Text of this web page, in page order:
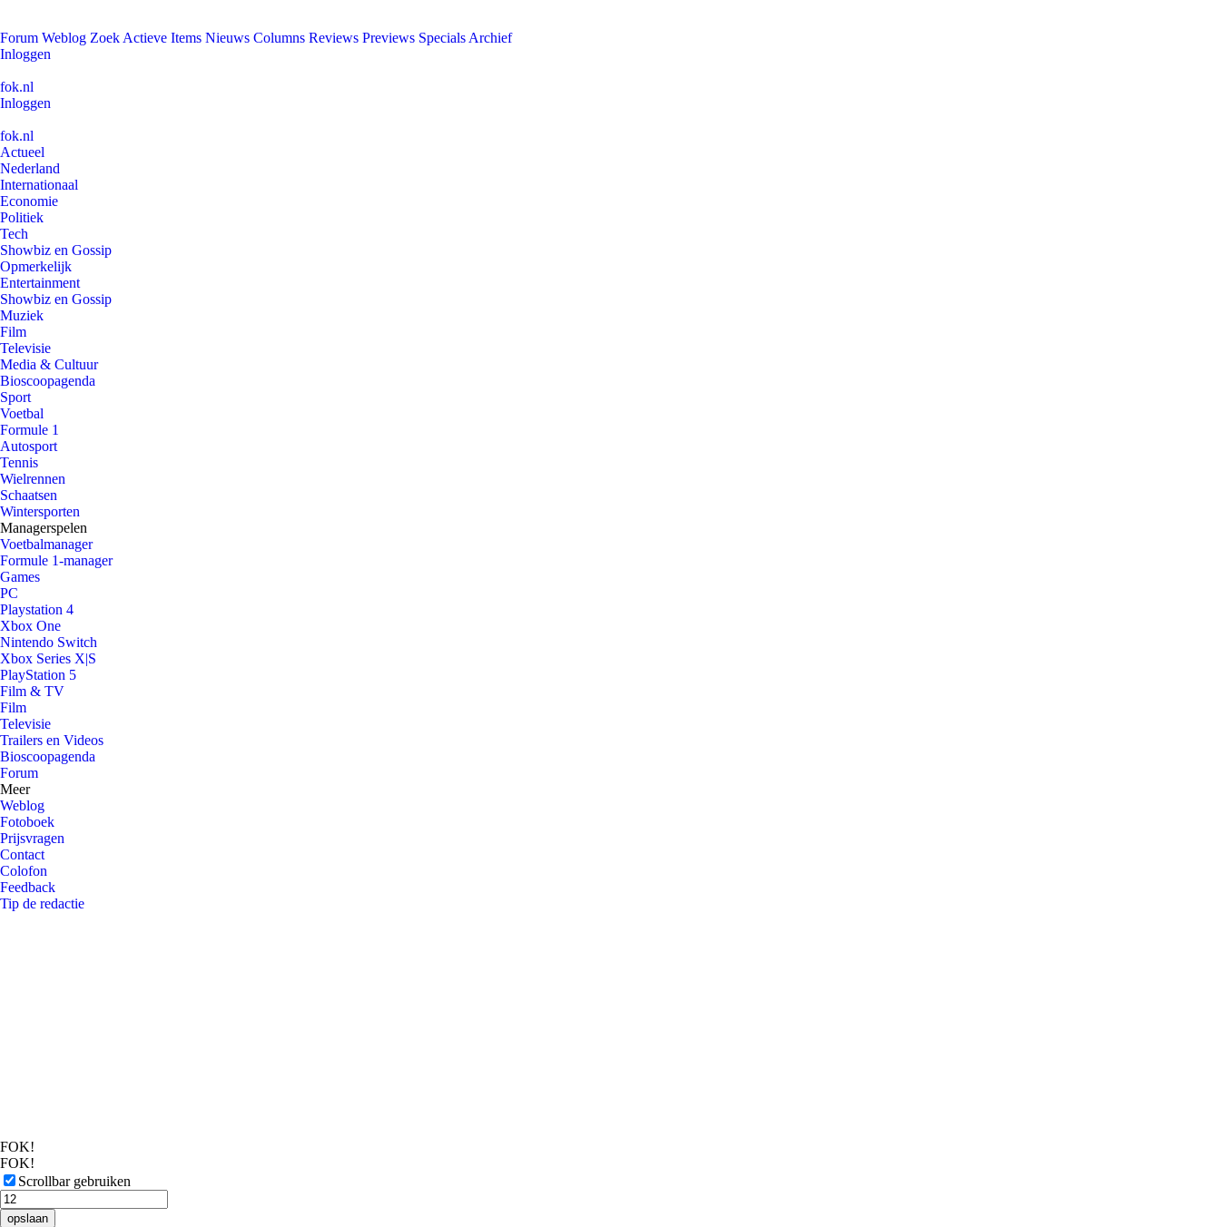
Forum Weblog Zoek Actieve Items Nieuws Columns Reviews Previews Specials Archief
Inloggen
fok.nl
Inloggen
fok.nl
Actueel
Nederland
Internationaal
Economie
Politiek
Tech
Showbiz en Gossip
Opmerkelijk
Entertainment
Showbiz en Gossip
Muziek
Film
Televisie
Media & Cultuur
Bioscoopagenda
Sport
Voetbal
Formule 1
Autosport
Tennis
Wielrennen
Schaatsen
Wintersporten
Managerspelen
Voetbalmanager
Formule 1-manager
Games
PC
Playstation 4
Xbox One
Nintendo Switch
Xbox Series X|S
PlayStation 5
Film & TV
Film
Televisie
Trailers en Videos
Bioscoopagenda
Forum
Meer
Weblog
Fotoboek
Prijsvragen
Contact
Colofon
Feedback
Tip de redactie
FOK!
FOK!
Scrollbar gebruiken
opslaan